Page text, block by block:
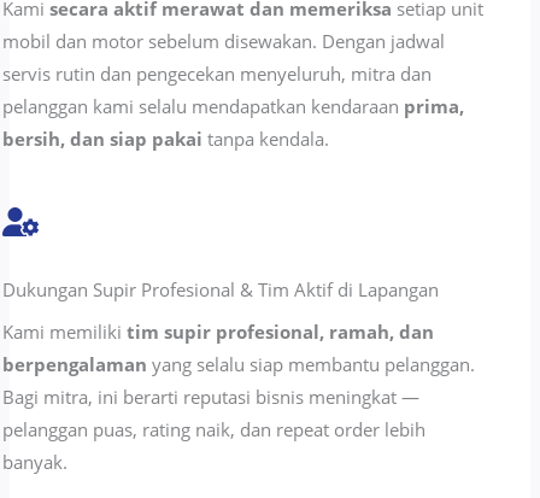
Kamisecara aktif merawat dan memeriksa setiap unit
mobil dan motor sebelum disewakan. Dengan jadwal
servis rutin dan pengecekan menyeluruh, mitra dan
pelanggan kami selalu mendapatkan kendaraan prima,
bersih, dan siap pakai tanpa kendala.
Dukungan Supir Profesional & Tim Aktif di Lapangan
Kami memilikitim supir profesional, ramah, dan
berpengalaman yang selalu siap membantu pelanggan.
Bagi mitra, ini berarti reputasi bisnis meningkat —
pelanggan puas, rating naik, dan repeat order lebih
banyak.